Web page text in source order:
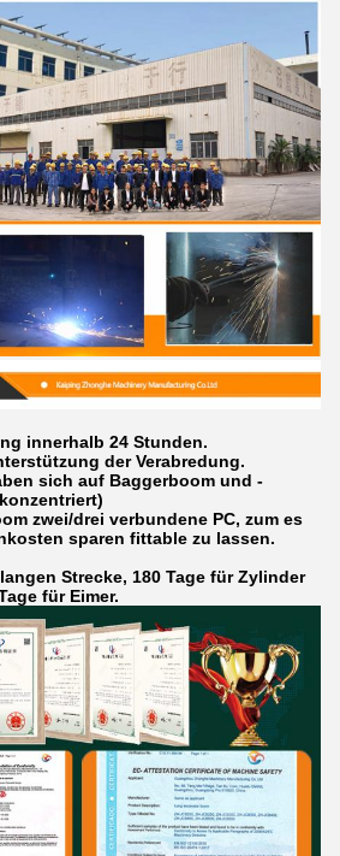
innerhalb 24 Stunden.
der Verabredung.
sich auf Baggerboom und -
zwei/drei verbundene PC, zum es
sparen fittable zu lassen.
Strecke, 180 Tage für Zylinder
für Eimer.